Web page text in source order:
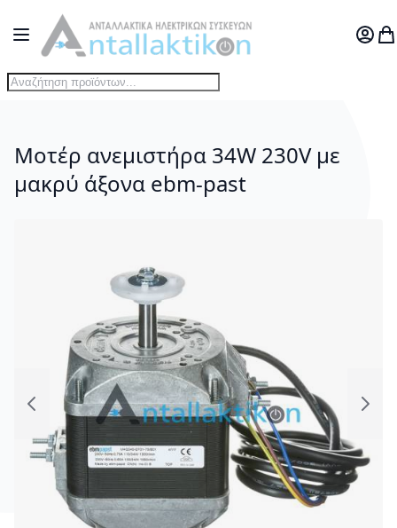
Μετάβαση στο περιεχόμενο
Toggle Nav
Ο
Μοτέρ ανεμιστήρα 34W 230V με
μακρύ άξονα ebm-past